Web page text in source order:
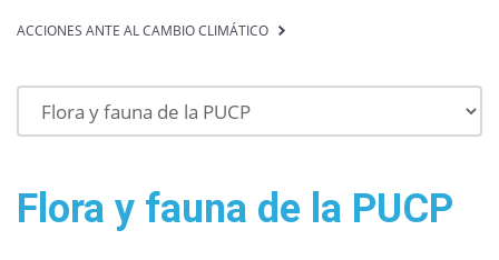
ACCIONES ANTE AL CAMBIO CLIMÁTICO
Flora y fauna de la PUCP